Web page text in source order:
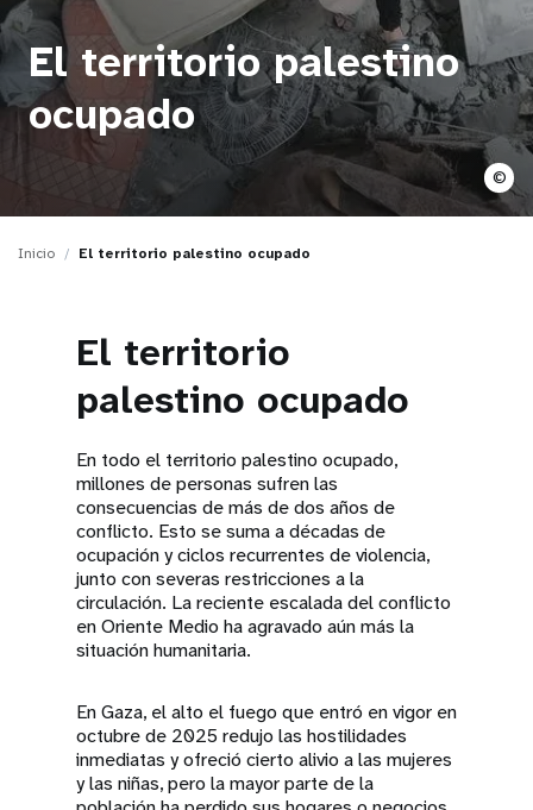
t
i
El territorio palestino
ocupado
©
Inicio El territorio palestino ocupado
El territorio
palestino ocupado
En todo el territorio palestino ocupado,
millones de personas sufren las
consecuencias de más de dos años de
conflicto. Esto se suma a décadas de
ocupación y ciclos recurrentes de violencia,
junto con severas restricciones a la
circulación. La reciente escalada del conflicto
en Oriente Medio ha agravado aún más la
situación humanitaria.
En Gaza, el alto el fuego que entró en vigor en
octubre de 2025 redujo las hostilidades
inmediatas y ofreció cierto alivio a las mujeres
y las niñas, pero la mayor parte de la